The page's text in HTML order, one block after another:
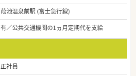
葭池温泉前駅 (富士急行線)
有／公共交通機関の1ヵ月定期代を支給
正社員